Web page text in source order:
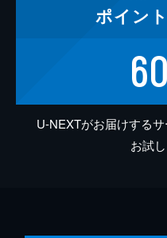
ポイント
U-NEXTがお届けする
お試し